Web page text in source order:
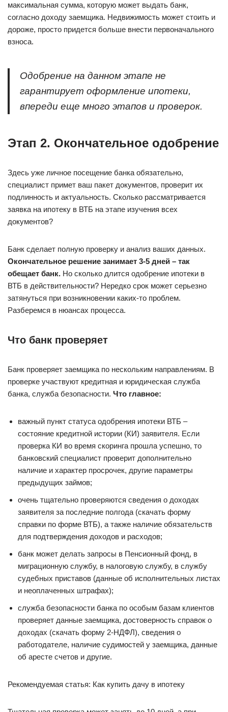
максимальная сумма, которую может выдать банк,
согласно доходу заемщика. Недвижимость может стоить и
дороже, просто придется больше внести первоначального
взноса.
Одобрение на данном этапе не
гарантирует оформление ипотеки,
впереди еще много этапов и проверок.
Этап 2. Окончательное одобрение
Здесь уже личное посещение банка обязательно,
специалист примет ваш пакет документов, проверит их
подлинность и актуальность. Сколько рассматривается
заявка на ипотеку в ВТБ на этапе изучения всех
документов?
Банк сделает полную проверку и анализ ваших данных.
Окончательное решение занимает 3-5 дней – так
обещает банк. Но сколько длится одобрение ипотеки в
ВТБ в действительности? Нередко срок может серьезно
затянуться при возникновении каких-то проблем.
Разберемся в нюансах процесса.
Что банк проверяет
Банк проверяет заемщика по нескольким направлениям. В
проверке участвуют кредитная и юридическая служба
банка, служба безопасности. Что главное:
важный пункт статуса одобрения ипотеки ВТБ –
состояние кредитной истории (КИ) заявителя. Если
проверка КИ во время скоринга прошла успешно, то
банковский специалист проверит дополнительно
наличие и характер просрочек, другие параметры
предыдущих займов;
очень тщательно проверяются сведения о доходах
заявителя за последние полгода (скачать форму
справки по форме ВТБ), а также наличие обязательств
для подтверждения доходов и расходов;
банк может делать запросы в Пенсионный фонд, в
миграционную службу, в налоговую службу, в службу
судебных приставов (данные об исполнительных листах
и неоплаченных штрафах);
служба безопасности банка по особым базам клиентов
проверяет данные заемщика, достоверность справок о
доходах (скачать форму 2-НДФЛ), сведения о
работодателе, наличие судимостей у заемщика, данные
об аресте счетов и другие.
Рекомендуемая статья: Как купить дачу в ипотеку